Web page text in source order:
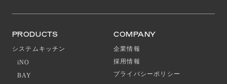
PRODUCTS
システムキッチン
iNO
BAY
COMPANY
企業情報
採用情報
プライバシーポリシー